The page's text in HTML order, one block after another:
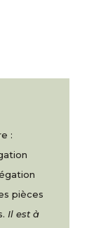
:
pièces
Il est à